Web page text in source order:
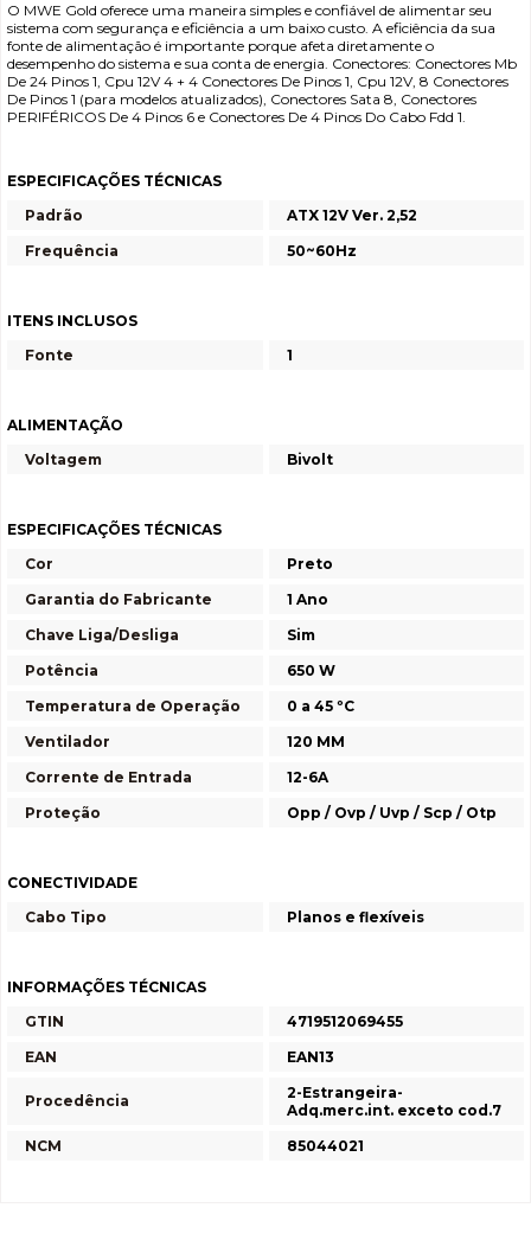
O MWE Gold oferece uma maneira simples e confiável de alimentar seu
sistema com segurança e eficiência a um baixo custo. A eficiência da sua
fonte de alimentação é importante porque afeta diretamente o
desempenho do sistema e sua conta de energia. Conectores: Conectores Mb
De 24 Pinos 1, Cpu 12V 4 + 4 Conectores De Pinos 1, Cpu 12V, 8 Conectores
De Pinos 1 (para modelos atualizados), Conectores Sata 8, Conectores
PERIFÉRICOS De 4 Pinos 6 e Conectores De 4 Pinos Do Cabo Fdd 1.
ESPECIFICAÇÕES TÉCNICAS
Padrão
ATX 12V Ver. 2,52
Frequência
50~60Hz
ITENS INCLUSOS
Fonte
1
ALIMENTAÇÃO
Voltagem
Bivolt
ESPECIFICAÇÕES TÉCNICAS
Cor
Preto
Garantia do Fabricante
1 Ano
Chave Liga/Desliga
Sim
Potência
650 W
Temperatura de Operação
0 a 45 ºC
Ventilador
120 MM
Corrente de Entrada
12-6A
Proteção
Opp / Ovp / Uvp / Scp / Otp
CONECTIVIDADE
Cabo Tipo
Planos e flexíveis
INFORMAÇÕES TÉCNICAS
GTIN
4719512069455
EAN
EAN13
Procedência
2-Estrangeira-
Adq.merc.int. exceto cod.7
NCM
85044021